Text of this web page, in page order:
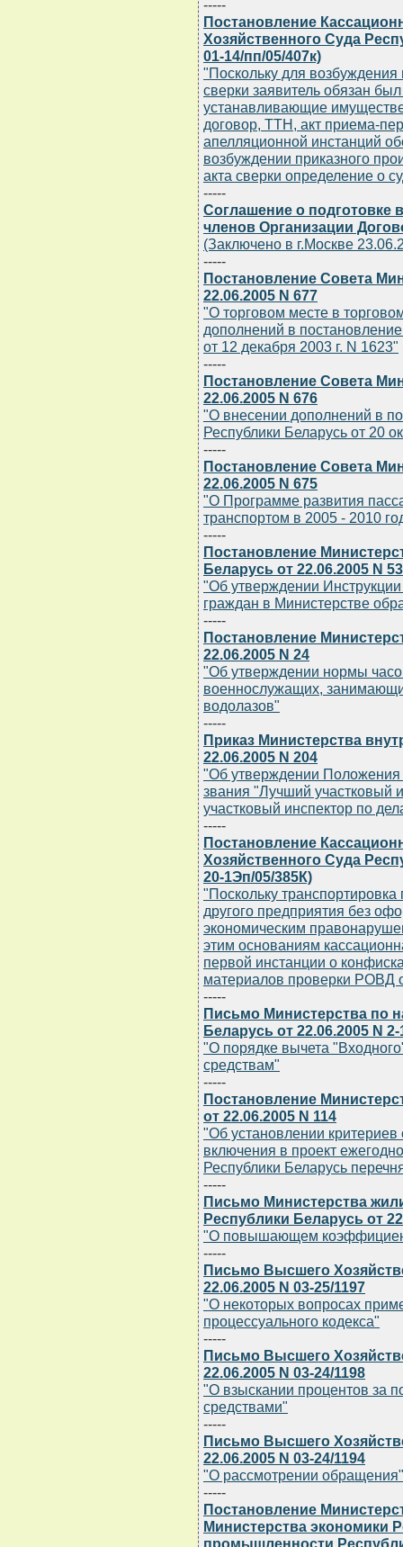
-----
Постановление
Хозяйственного Суда
01-14/пп/05/407к)
"Поскольку для возбуждения
сверки заявитель обязан
устанавливающие
договор, ТТН, акт приема-
апелляционной инстанций
возбуждении приказного
акта сверки определение о
-----
Соглашение о подготовке
членов Организации
(Заключено в г.Москве
-----
Постановление Совета
22.06.2005 N 677
"О торговом месте в
дополнений в
от 12 декабря 2003 г. N 1623"
-----
Постановление Совета
22.06.2005 N 676
"О внесении дополнений в
Республики Беларусь от 20
-----
Постановление Совета
22.06.2005 N 675
"О Программе развития
транспортом в 2005 - 2010
-----
Постановление
Беларусь от 22.06.2005 N 53
"Об утверждении
граждан в Министерстве
-----
Постановление
22.06.2005 N 24
"Об утверждении нормы
военнослужащих,
водолазов"
-----
Приказ Министерства
22.06.2005 N 204
"Об утверждении Положения
звания "Лучший участковый
участковый инспектор по
-----
Постановление
Хозяйственного Суда
20-1Эп/05/385К)
"Поскольку
другого предприятия без
экономическим
этим основаниям
первой инстанции о
материалов проверки РОВД
-----
Письмо Министерства по
Беларусь от 22.06.2005 N 2-
"О порядке вычета
средствам"
-----
Постановление
от 22.06.2005 N 114
"Об установлении
включения в проект
Республики Беларусь
-----
Письмо Министерства
Республики Беларусь от
"О повышающем
-----
Письмо Высшего
22.06.2005 N 03-25/1197
"О некоторых вопросах
процессуального кодекса"
-----
Письмо Высшего
22.06.2005 N 03-24/1198
"О взыскании процентов за
средствами"
-----
Письмо Высшего
22.06.2005 N 03-24/1194
"О рассмотрении обращения"
-----
Постановление
Министерства экономики
промышленности